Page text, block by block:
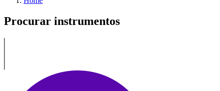
Procurar instrumentos